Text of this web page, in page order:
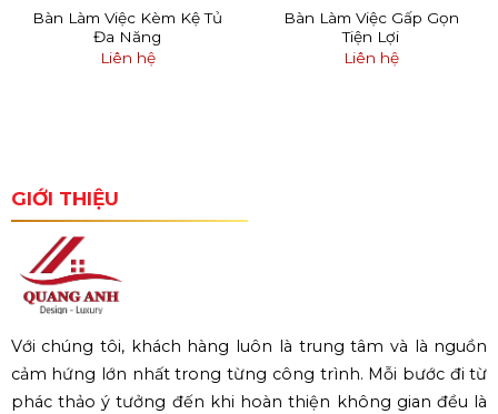
Bàn Làm Việc Kèm Kệ Tủ
Đa Năng
Liên hệ
Bàn Làm Việc Gấp Gọn
Tiện Lợi
Liên hệ
GIỚI THIỆU
Với chúng tôi, khách hàng luôn là trung tâm và là nguồn
cảm hứng lớn nhất trong từng công trình. Mỗi bước đi từ
phác thảo ý tưởng đến khi hoàn thiện không gian đều là